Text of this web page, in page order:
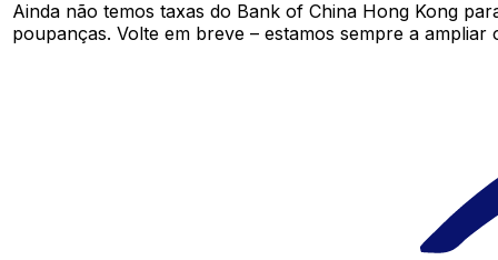
Ainda não temos taxas do Bank of China Hong Kong
poupanças. Volte em breve – estamos sempre a ampliar